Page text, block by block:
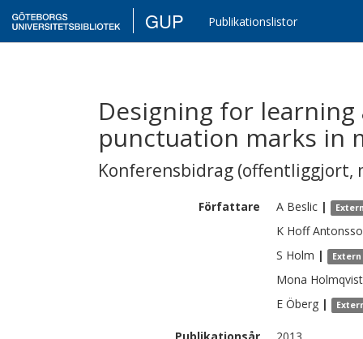
GUP Publikationslistor
Designing for
punctuation marks in
Konferensbidrag (offentliggjort,
Författare A Beslic |
K Hoff
S Holm | Extern
Mona
E Öberg |